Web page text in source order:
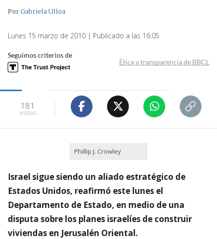
PorGabriela Ulloa
Lunes 15 marzo de 2010 | Publicado a las 16:05
Seguimos criterios de
Ética y transparencia de BBCL
181
visitas
Phillip J. Crowley
Israel sigue siendo un aliado estratégico de
Estados Unidos, reafirmó este lunes el
Departamento de Estado, en medio de una
disputa sobre los planes israelíes de construir
viviendas en Jerusalén Oriental.